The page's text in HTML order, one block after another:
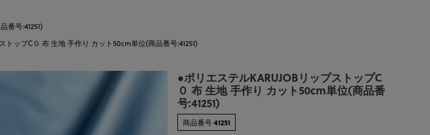
番号:41251)
トップC０ 布 生地 手作り カット50cm単位(商品番号:41251)
●ポリエステルKARUJOBリップストップC
０ 布 生地 手作り カット50cm単位(商品番
号:41251)
商品番号41251